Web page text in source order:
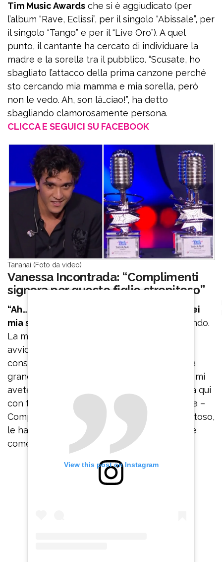
Tim Music Awards che si è aggiudicato (per
l’album “Rave, Eclissi”, per il singolo “Abissale”, per
il singolo “Tango” e per il “Live Oro”). A quel
punto, il cantante ha cercato di individuare la
madre e la sorella tra il pubblico. “Scusate, ho
sbagliato l’attacco della prima canzone perché
sto cercando mia mamma e mia sorella, però
non le vedo. Ah, son là…ciao!”, ha detto
sbagliando clamorosamente persona.
CLICCA E SEGUICI SU FACEBOOK
Tananai (Foto da video)
Vanessa Incontrada: “Complimenti
signora per questo figlio strepitoso”
“Ah…ma allora cosa alzi la mano che non sei
mia sorella? Non ci vedo”,
ha aggiunto ridendo.
La madre e la sorella del cantante si sono
avvicinate al palco. A quel punto, Tananai ha
consegnato loro i premi appena vinti. “Per la
grande pazienza e per tutto il supporto che mi
avete dato”, ha detto. “Bello avere la famiglia qui
con te – ha commentato Vanessa Incontrada –
Complimenti signora per questo figlio strepitoso,
le hai fatte emozionare”. “Son delle piagnone
come me”, ha chiosato il cantante.
View this post on Instagram